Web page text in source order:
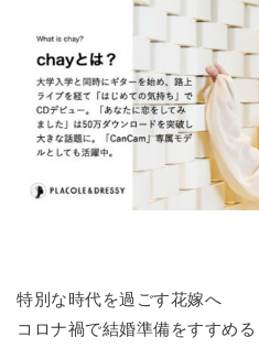
特別な時代を過ごす花嫁へ
コロナ禍で結婚準備をすすめ